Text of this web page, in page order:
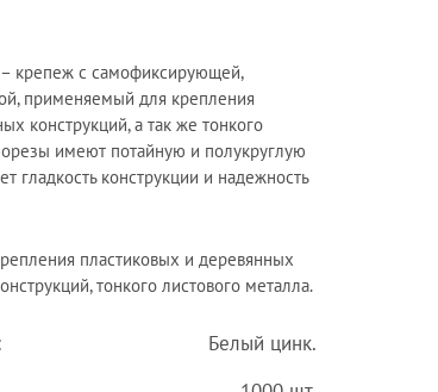
крепеж с самофиксирующей,
применяемый для крепления
конструкций, а так же тонкого
имеют потайную и полукруглую
гладкость конструкции и надежность
пластиковых и деревянных
тонкого листового металла.
Белый цинк.